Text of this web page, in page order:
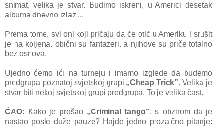
snimat, velika je stvar. Budimo iskreni, u Americi desetak
albuma dnevno izlazi...
Prema tome, svi oni koji pričaju da će otić u Ameriku i srušit
je na koljena, obični su fantazeri, a njihove su priče totalno
bez osnova.
Ujedno ćemo ići na turneju i imamo izglede da budemo
predgrupa poznatoj svjetskoj grupi „Cheap Trick”.Velika je
stvar biti nekoj svjetskoj grupi predgrupa. To je velika čast.
ĆAO: Kako je prošao „Criminal tango”, s obzirom da je
nastao posle duže pauze? Hajde jedno prozaično pitanje: